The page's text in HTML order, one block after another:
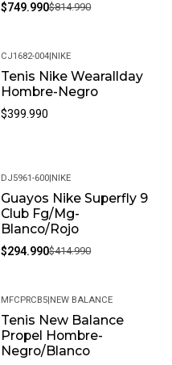
$749.990$814.990
CJ1682-004|NIKE
Tenis Nike Wearallday
Hombre-Negro
$399.990
-29%
DJ5961-600|NIKE
Guayos Nike Superfly 9
Club Fg/Mg-
Blanco/Rojo
$294.990$414.990
-10%
MFCPRCB5|NEW BALANCE
Tenis New Balance
Propel Hombre-
Negro/Blanco